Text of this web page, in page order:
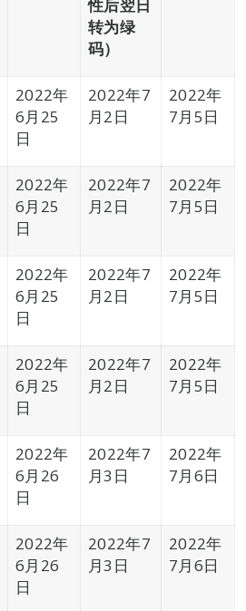
性后翌日
转为绿
码）
2022年
6月25
日
2022年7
月2日
2022年
7月5日
2022年
6月25
日
2022年7
月2日
2022年
7月5日
2022年
6月25
日
2022年7
月2日
2022年
7月5日
2022年
6月25
日
2022年7
月2日
2022年
7月5日
2022年
6月26
日
2022年7
月3日
2022年
7月6日
2022年
6月26
日
2022年7
月3日
2022年
7月6日